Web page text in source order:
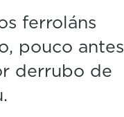
ferroláns
pouco antes
derrubo de